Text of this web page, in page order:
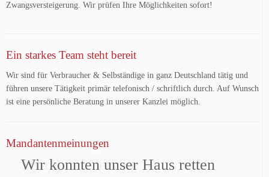
Zwangsversteigerung. Wir prüfen Ihre Möglichkeiten sofort!
Ein starkes Team steht bereit
Wir sind für Verbraucher & Selbständige in ganz Deutschland tätig und
führen unsere Tätigkeit primär telefonisch / schriftlich durch. Auf Wunsch
ist eine persönliche Beratung in unserer Kanzlei möglich.
Mandantenmeinungen
Wir konnten unser Haus retten
Sehr guter Service